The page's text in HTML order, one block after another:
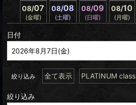
08/07
(金曜)
08/08
(土曜)
08/09
(日曜)
08/10
(月曜)
日付
絞り込み 全て表示 PLATINUM class
絞り込み